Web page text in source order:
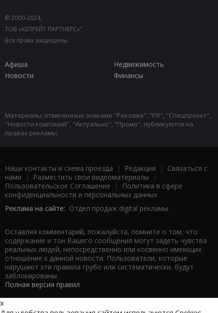
© 2000-2024,
ТОВ «КЕПРЕЙТ ПАРТНЕРС»".
Все права защищены.
Афиша
Недвижимость
Новости
Финансы
Материалы, отмеченные знаками "Реклама", "PR", "Спецпроект",
"Новости компаний", "Актуально", "Промо", публикуются на
правах рекламы.
Наши контакты и схема проезда | Редакция | Связаться с
нами | Разместить свои видеоматериалы |
Пользовательское Соглашение |
Политика в сфере
конфиденциальности и персональных данных
Реклама на сайте: Отдел продаж digital рекламы
Оставляя комментарий, пожалуйста, помните о том, что
содержание и тон Вашего сообщения могут задеть чувства
реальных людей, непосредственно или косвенно имеющих
отношение к данной новости. Пользователи, которые
нарушают эти правила грубо или систематически, будут
заблокированы.
Полная версия правил
x